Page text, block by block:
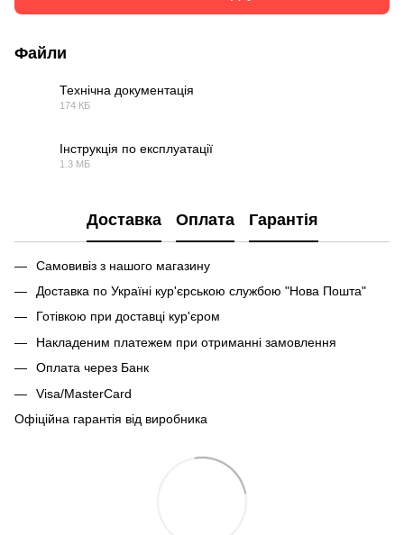
Файли
Технічна документація
174 КБ
Інструкція по експлуатації
1.3 МБ
Доставка Оплата Гарантія
Самовивіз з нашого магазину
Доставка по Україні кур'єрською службою "Нова Пошта"
Готівкою при доставці кур'єром
Накладеним платежем при отриманні замовлення
Оплата через Банк
Visa/MasterCard
Офіційна гарантія від виробника